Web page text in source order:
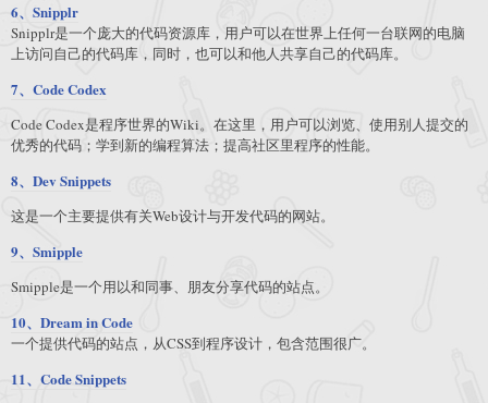
6、Snipplr
Snipplr是一个庞大的代码资源库，用户可以在世界上任何一台联网的电脑
上访问自己的代码库，同时，也可以和他人共享自己的代码库。
7、Code Codex
Code Codex是程序世界的Wiki。在这里，用户可以浏览、使用别人提交的
优秀的代码；学到新的编程算法；提高社区里程序的性能。
8、Dev Snippets
这是一个主要提供有关Web设计与开发代码的网站。
9、Smipple
Smipple是一个用以和同事、朋友分享代码的站点。
10、Dream in Code
一个提供代码的站点，从CSS到程序设计，包含范围很广。
11、Code Snippets